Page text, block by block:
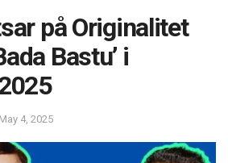
på Originalitet
Bastu’ i
May 4, 2025